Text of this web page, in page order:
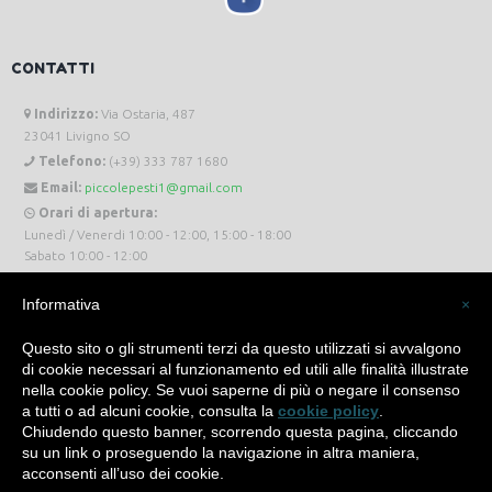
CONTATTI
Indirizzo: Via Ostaria, 487
23041 Livigno SO
Telefono: (+39) 333 787 1680
Email: piccolepesti1@gmail.com
Orari di apertura:
Lunedì / Venerdi 10:00 - 12:00, 15:00 - 18:00
Sabato 10:00 - 12:00
Piccole Pesti Livigno © 2024 Tutti i diritti riservati. -Privacy Policy-Cookie Policy
Made with bySìServices
×
Informativa
Questo sito o gli strumenti terzi da questo utilizzati si avvalgono
di cookie necessari al funzionamento ed utili alle finalità illustrate
nella cookie policy. Se vuoi saperne di più o negare il consenso
a tutti o ad alcuni cookie, consulta la cookie policy
Chiudendo questo banner, scorrendo questa pagina, cliccando
su un link o proseguendo la navigazione in altra maniera,
acconsenti all’uso dei cookie.